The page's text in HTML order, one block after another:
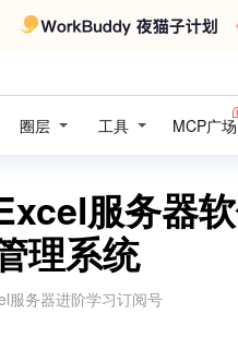
圈层 工具 MCP广场
服务器
理系统
服务器进阶学习订阅号